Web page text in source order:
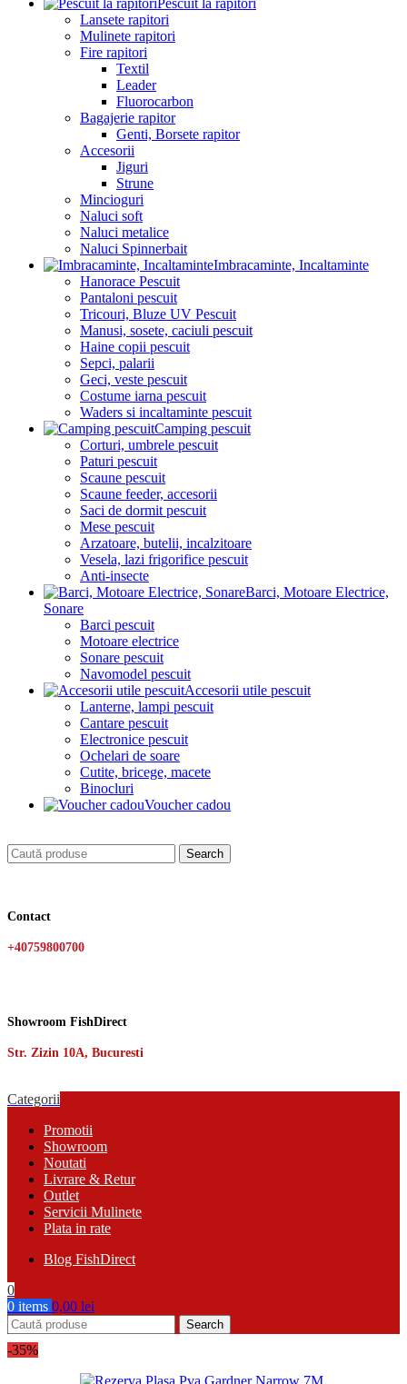
Pescuit la rapitori
Lansete rapitori
Mulinete rapitori
Fire rapitori
Textil
Leader
Fluorocarbon
Bagajerie rapitor
Genti, Borsete rapitor
Accesorii
Jiguri
Strune
Mincioguri
Naluci soft
Naluci metalice
Naluci Spinnerbait
Imbracaminte, Incaltaminte
Hanorace Pescuit
Pantaloni pescuit
Tricouri, Bluze UV Pescuit
Manusi, sosete, caciuli pescuit
Haine copii pescuit
Sepci, palarii
Geci, veste pescuit
Costume iarna pescuit
Waders si incaltaminte pescuit
Camping pescuit
Corturi, umbrele pescuit
Paturi pescuit
Scaune pescuit
Scaune feeder, accesorii
Saci de dormit pescuit
Mese pescuit
Arzatoare, butelii, incalzitoare
Vesela, lazi frigorifice pescuit
Anti-insecte
Barci, Motoare Electrice,
Sonare
Barci pescuit
Motoare electrice
Sonare pescuit
Navomodel pescuit
Accesorii utile pescuit
Lanterne, lampi pescuit
Cantare pescuit
Electronice pescuit
Ochelari de soare
Cutite, bricege, macete
Binocluri
Voucher cadou
Search
Contact
+40759800700
Showroom FishDirect
Str. Zizin 10A, Bucuresti
Categorii
Promotii
Showroom
Noutati
Livrare & Retur
Outlet
Servicii Mulinete
Plata in rate
Blog FishDirect
0
0 items 0,00 lei
Search
-35%